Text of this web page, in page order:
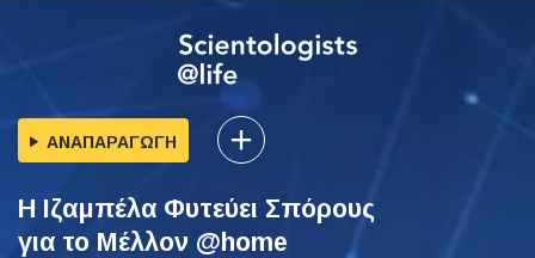
ΑΝΑΠΑΡΑΓΩΓΗ
Η Ιζαμπέλα Φυτεύει Σπόρους
για το Μέλλον @home